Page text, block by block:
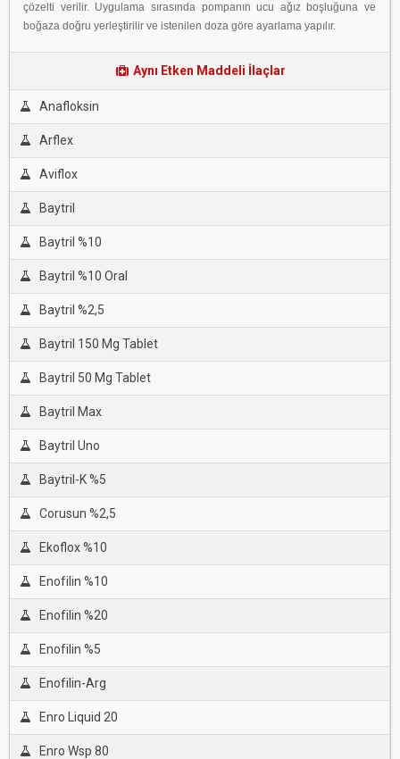
çözelti verilir. Uygulama sırasında pompanın ucu ağız boşluğuna ve
boğaza doğru yerleştirilir ve istenilen doza göre ayarlama yapılır.
Aynı Etken Maddeli İlaçlar
Anafloksin
Arflex
Aviflox
Baytril
Baytril %10
Baytril %10 Oral
Baytril %2,5
Baytril 150 Mg Tablet
Baytril 50 Mg Tablet
Baytril Max
Baytril Uno
Baytril-K %5
Corusun %2,5
Ekoflox %10
Enofilin %10
Enofilin %20
Enofilin %5
Enofilin-Arg
Enro Liquid 20
Enro Wsp 80